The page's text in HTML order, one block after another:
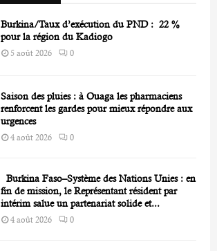
Burkina/Taux d’exécution du PND : 22 %
pour la région du Kadiogo
5 août 2026 0
Saison des pluies : à Ouaga les pharmaciens
renforcent les gardes pour mieux répondre aux
urgences
4 août 2026 0
Burkina Faso–Système des Nations Unies : en
fin de mission, le Représentant résident par
intérim salue un partenariat solide et...
4 août 2026 0